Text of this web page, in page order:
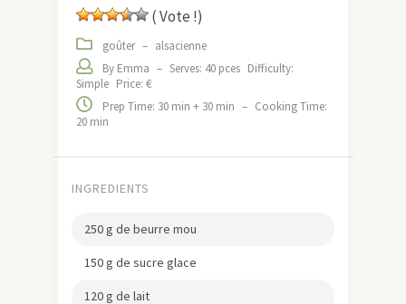
( Vote !)
goûter – alsacienne
By Emma – Serves: 40 pces Difficulty:
Simple Price: €
Prep Time: 30 min + 30 min – Cooking Time:
20 min
INGREDIENTS
250 g de beurre mou
150 g de sucre glace
120 g de lait